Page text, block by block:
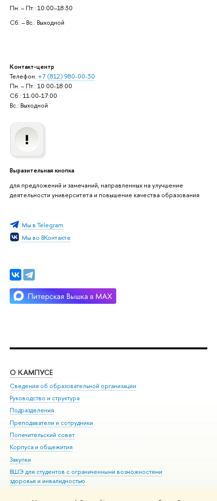
Пн. – Пт.: 10:00–18:30
Сб. – Вс.: Выходной
Контакт-центр
Телефон: +7 (812) 980-00-30
Пн. – Пт.: 10:00-18:00
Сб.: 11:00-17:00
Вс.: Выходной
Выразительная кнопка
для предложений и замечаний, направленных на улучшение
деятельности университета и повышение качества образования
Мы в Telegram
Мы во ВКонтакте
О КАМПУСЕ
Сведения об образовательной организации
Руководство и структура
Подразделения
Преподаватели и сотрудники
Попечительский совет
Корпуса и общежития
Закупки
ВШЭ для студентов с ограниченными возможностями
здоровья и инвалидностью